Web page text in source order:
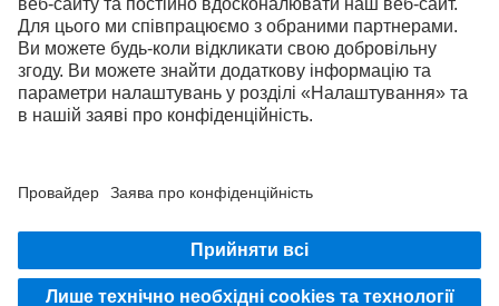
Як міжнародна компанія, Daimler Truck AG дотримується таких основних
принципів, як рівність можливостей, різноманітність, відкритість та повага. Ми
демонструємо це у способах мислення, дії та спілкування. Звичайно, всі вибрані
терміни включають всі гендерні ідентичності.
ЗАЛИШАЙТЕСЯ НА ЗВ'ЯЗКУ.
Відкрийте для себе Mercedes‑Benz Trucks на наших